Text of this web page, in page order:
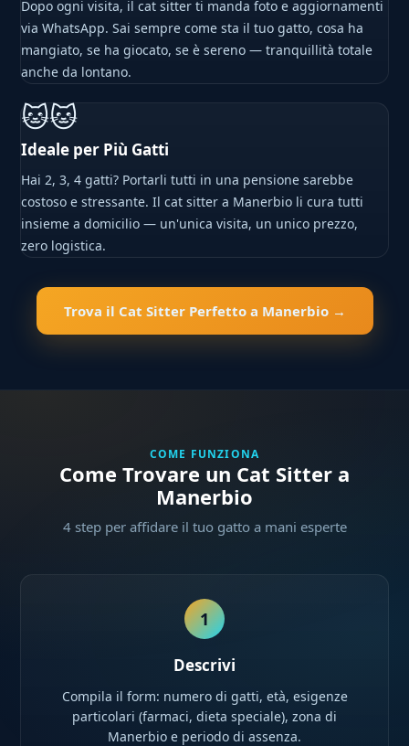
Dopo ogni visita, il cat sitter ti manda foto e aggiornamenti
via WhatsApp. Sai sempre come sta il tuo gatto, cosa ha
mangiato, se ha giocato, se è sereno — tranquillità totale
anche da lontano.
🐱🐱
Ideale per Più Gatti
Hai 2, 3, 4 gatti? Portarli tutti in una pensione sarebbe
costoso e stressante. Il cat sitter a Manerbio li cura tutti
insieme a domicilio — un'unica visita, un unico prezzo,
zero logistica.
Trova il Cat Sitter Perfetto a Manerbio →
COME FUNZIONA
Come Trovare un Cat Sitter a
Manerbio
4 step per affidare il tuo gatto a mani esperte
1
Descrivi
Compila il form: numero di gatti, età, esigenze
particolari (farmaci, dieta speciale), zona di
Manerbio e periodo di assenza.